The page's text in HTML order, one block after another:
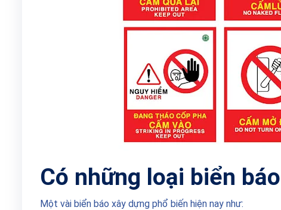
Có những loại biển
Một vài biển báo xây dựng phổ biến hiện nay như: